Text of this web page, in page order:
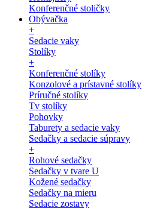
Konferenčné stoličky
Obývačka
+
Sedacie vaky
Stolíky
+
Konferenčné stolíky
Konzolové a prístavné stolíky
Príručné stolíky
Tv stolíky
Pohovky
Taburety a sedacie vaky
Sedačky a sedacie súpravy
+
Rohové sedačky
Sedačky v tvare U
Kožené sedačky
Sedačky na mieru
Sedacie zostavy